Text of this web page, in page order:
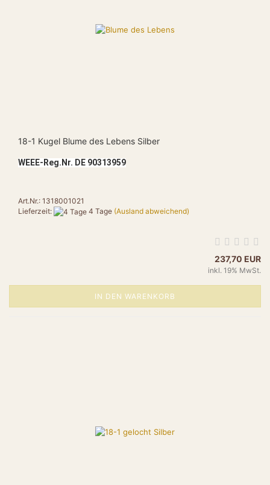
18-1 Kugel Blume des Lebens Silber
WEEE-Reg.Nr. DE 90313959
Art.Nr.: 1318001021
Lieferzeit:
4 Tage (Ausland abweichend)
237,70 EUR
inkl. 19% MwSt.
IN DEN WARENKORB